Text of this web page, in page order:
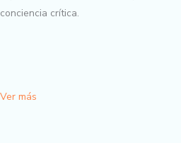
conciencia crítica.
Ver más